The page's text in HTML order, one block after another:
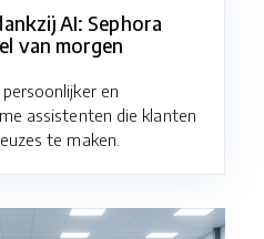
AI: Sephora
van morgen
en
assistenten die klanten
te maken.